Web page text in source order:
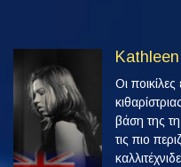
Οι ποικίλες
βάση της
τις πιο